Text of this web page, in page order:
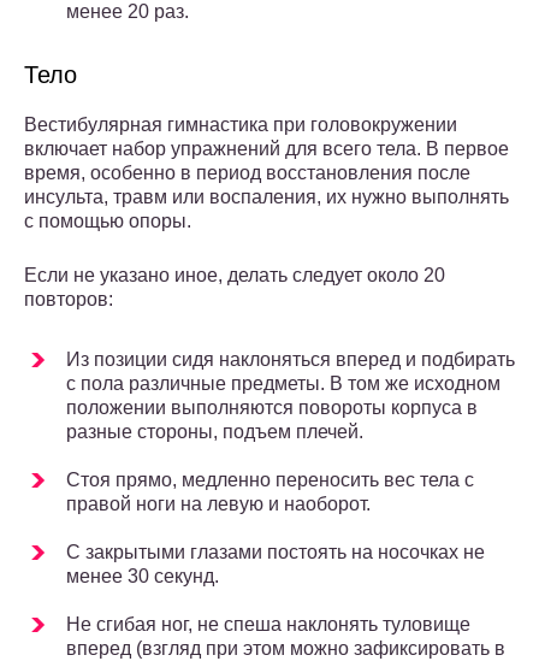
менее 20 раз.
Тело
Вестибулярная гимнастика при головокружении
включает набор упражнений для всего тела. В первое
время, особенно в период восстановления после
инсульта, травм или воспаления, их нужно выполнять
с помощью опоры.
Если не указано иное, делать следует около 20
повторов:
Из позиции сидя наклоняться вперед и подбирать
с пола различные предметы. В том же исходном
положении выполняются повороты корпуса в
разные стороны, подъем плечей.
Стоя прямо, медленно переносить вес тела с
правой ноги на левую и наоборот.
С закрытыми глазами постоять на носочках не
менее 30 секунд.
Не сгибая ног, не спеша наклонять туловище
вперед (взгляд при этом можно зафиксировать в